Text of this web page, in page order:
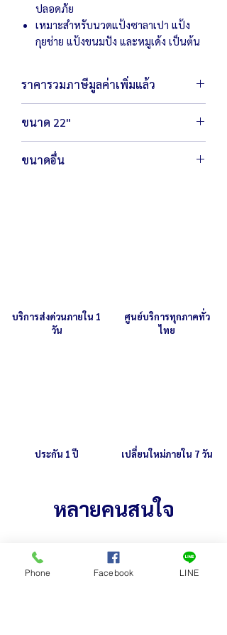
ปลอดภัย
เหมาะสำหรับนวดแป้งซาลาเปา แป้ง
กุยช่าย แป้งขนมปัง และหมูเด้ง เป็นต้น
ราคารวมภาษีมูลค่าเพิ่มแล้ว
ขนาด 22"
ตัวเครื่องขนาด 94 x 70 x 90 ซม.
น้ำหนัก 101 กิโลกรัม
ขนาดอื่น
บริการส่งด่วนภายใน 1
วัน
ศูนย์บริการทุกภาคทั่ว
ไทย
ประกัน 1 ปี เปลี่ยนใหม่ภายใน 7 วัน
หลายคนสนใจ
Phone Facebook LINE